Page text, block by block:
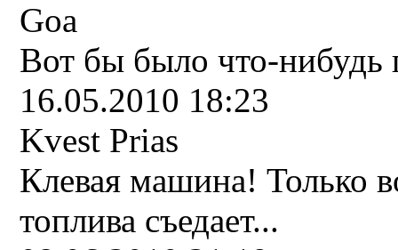
Goa
Вот бы было что-нибудь
16.05.2010 18:23
Kvest Prias
Клевая машина! Только
топлива съедает...